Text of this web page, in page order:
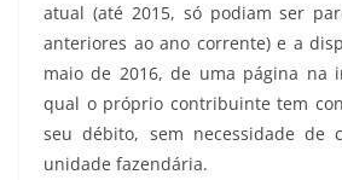
atual (até 2015, só podiam ser
anteriores ao ano corrente) e a
maio de 2016, de uma página na
qual o próprio contribuinte tem
seu débito, sem necessidade de
unidade fazendária.